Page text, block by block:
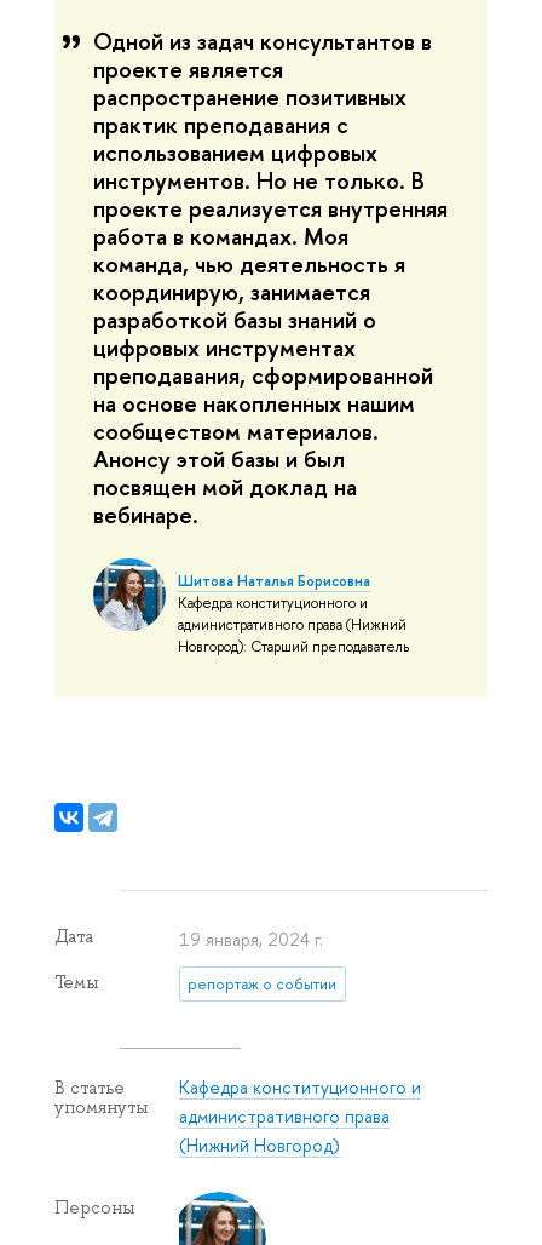
Одной из задач консультантов в
проекте является
распространение позитивных
практик преподавания с
использованием цифровых
инструментов. Но не только. В
проекте реализуется внутренняя
работа в командах. Моя
команда, чью деятельность я
координирую, занимается
разработкой базы знаний о
цифровых инструментах
преподавания, сформированной
на основе накопленных нашим
сообществом материалов.
Анонсу этой базы и был
посвящен мой доклад на
вебинаре.
Шитова Наталья Борисовна
Кафедра конституционного и
административного права (Нижний
Новгород): Старший преподаватель
Дата 19 января, 2024 г.
Темы репортаж о событии
В статье
упомянуты
Кафедра конституционного и
административного права
(Нижний Новгород)
Персоны